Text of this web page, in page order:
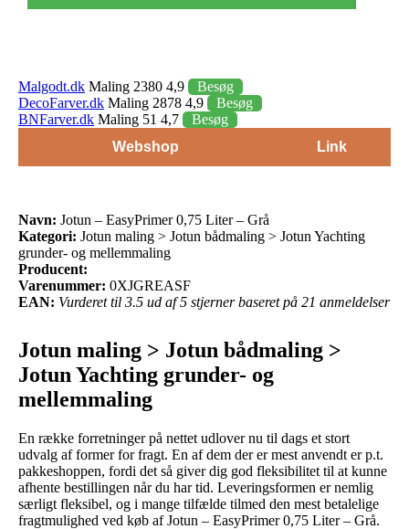
Malgodt.dk Maling 2380 4,9
Besøg
DecoFarver.dk Maling 2878 4,9
Besøg
BNFarver.dk Maling 51 4,7
Besøg
Webshop
Link
Navn: Jotun – EasyPrimer 0,75 Liter – Grå
Kategori: Jotun maling > Jotun bådmaling > Jotun Yachting
grunder- og mellemmaling
Producent:
Varenummer: 0XJGREASF
EAN: Vurderet til 3.5 ud af 5 stjerner baseret på 21 anmeldelser
Jotun maling > Jotun bådmaling >
Jotun Yachting grunder- og
mellemmaling
En række forretninger på nettet udlover nu til dags et stort
udvalg af former for fragt. En af dem der er mest anvendt er p.t.
pakkeshoppen, fordi det så giver dig god fleksibilitet til at kunne
afhente bestillingen når du har tid. Leveringsformen er nemlig
særligt fleksibel, og i mange tilfælde tilmed den mest betalelige
fragtmulighed ved køb af Jotun – EasyPrimer 0,75 Liter – Grå.